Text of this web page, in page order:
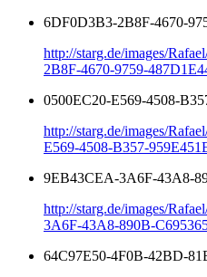
6DF0D3B3-2B8F-4670-
http://starg.de/images/
2B8F-4670-9759-
0500EC20-E569-4508-
http://starg.de/images/
E569-4508-B357-
9EB43CEA-3A6F-43A8-
http://starg.de/images/
3A6F-43A8-890B-
64C97E50-4F0B-42BD-